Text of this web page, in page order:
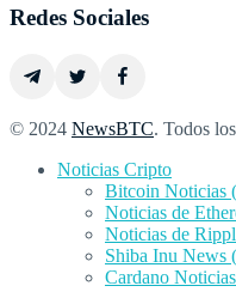
Redes Sociales
© 2024 NewsBTC. Todos
Noticias Cripto
Bitcoin Noticias
Noticias de
Noticias de
Shiba Inu News
Cardano